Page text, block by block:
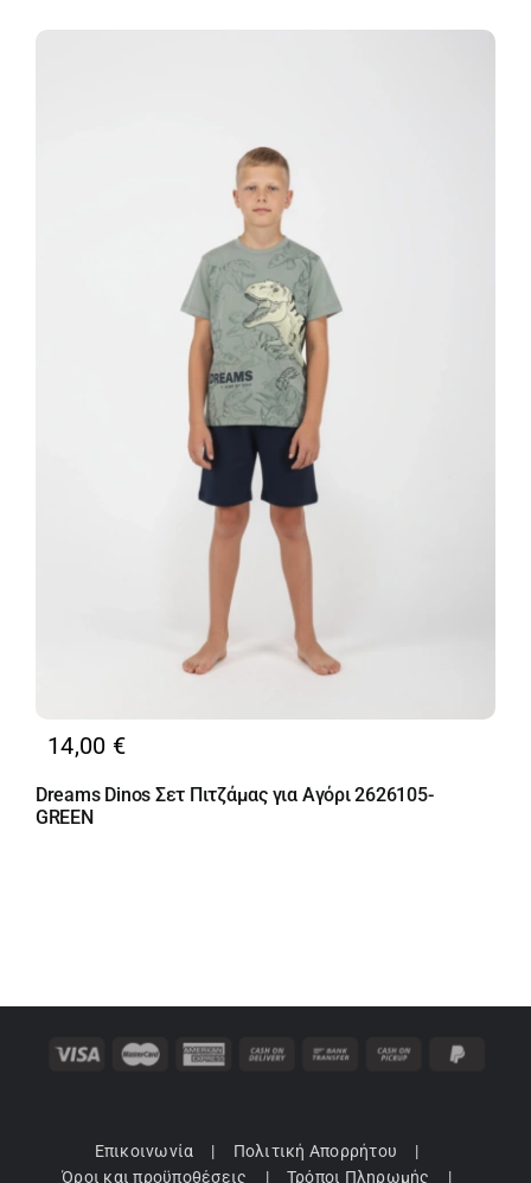
14,00 €
Dreams Dinos Σετ Πιτζάμας για Αγόρι 2626105-
GREEN
Επικοινωνία
Πολιτική Απορρήτου
Όροι και προϋποθέσεις
Τρόποι Πληρωμής